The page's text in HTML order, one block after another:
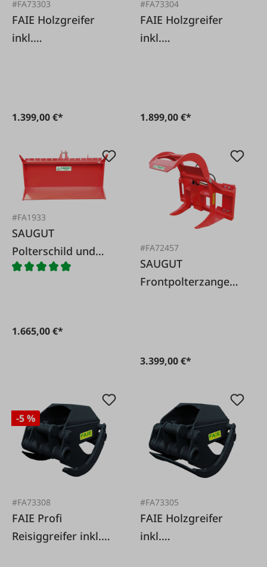
#FA73303
FAIE Holzgreifer
inkl.
1.399,00 €*
#FA73304
FAIE Holzgreifer
inkl.
1.899,00 €*
#FA1933
SAUGUT
Polterschild und
Rückeschild 1500
1.665,00 €*
#FA72457
SAUGUT
Frontpolterzange
3.399,00 €*
-5 %
#FA73308
FAIE Profi
Reisiggreifer inkl.
#FA73305
FAIE Holzgreifer
inkl.